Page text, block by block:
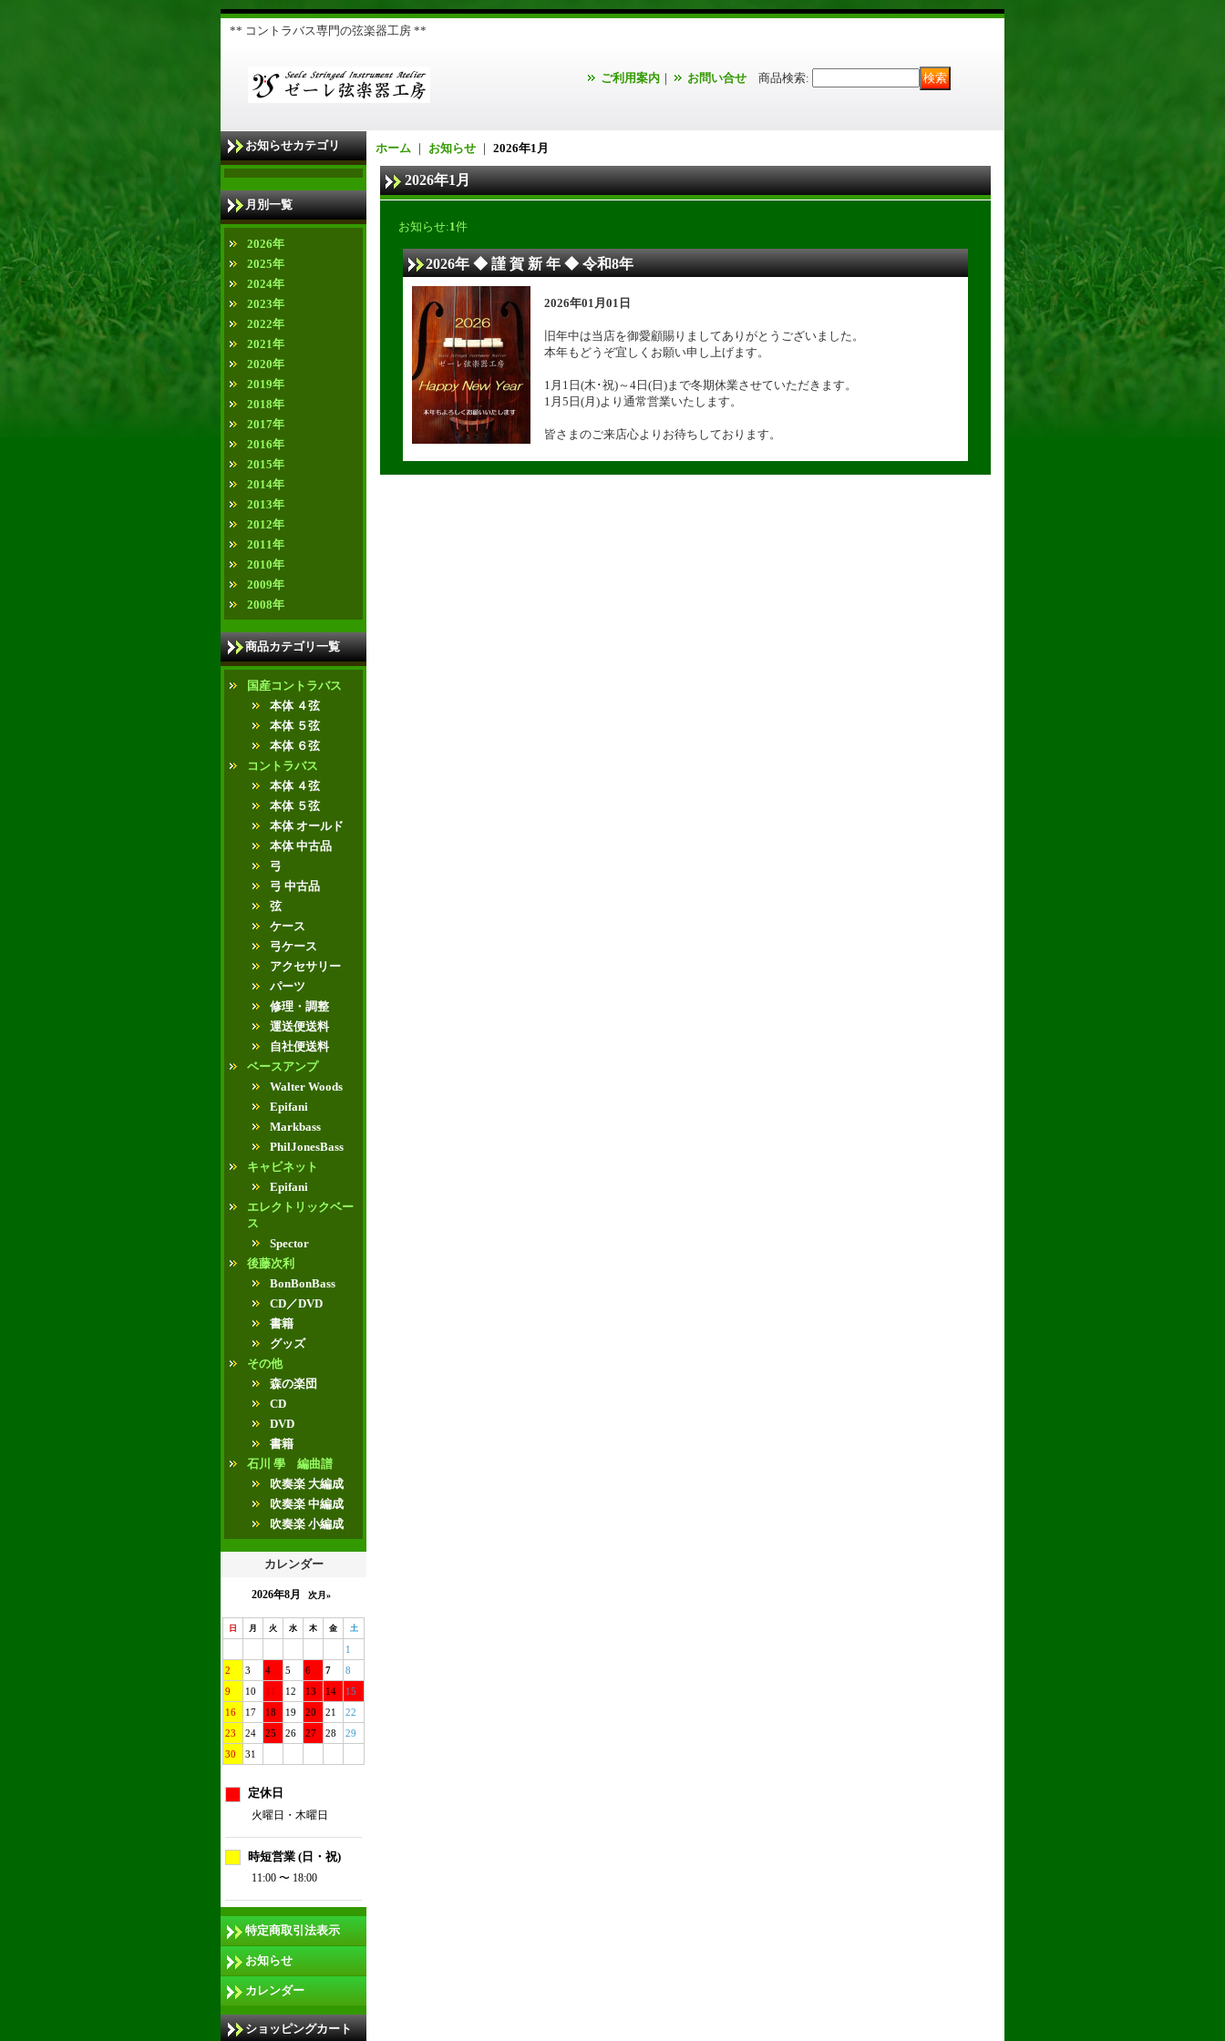
** コントラバス専門の弦楽器工房 **
ご利用案内 ｜ お問い合せ 商品検索:
お知らせカテゴリ
月別一覧
2026年
2025年
2024年
2023年
2022年
2021年
2020年
2019年
2018年
2017年
2016年
2015年
2014年
2013年
2012年
2011年
2010年
2009年
2008年
商品カテゴリ一覧
国産コントラバス
本体 ４弦
本体 ５弦
本体 ６弦
コントラバス
本体 ４弦
本体 ５弦
本体 オールド
本体 中古品
弓
弓 中古品
弦
ケース
弓ケース
アクセサリー
パーツ
修理・調整
運送便送料
自社便送料
ベースアンプ
Walter Woods
Epifani
Markbass
PhilJonesBass
キャビネット
Epifani
エレクトリックベー
ス
Spector
後藤次利
BonBonBass
CD／DVD
書籍
グッズ
その他
森の楽団
CD
DVD
書籍
石川 學 編曲譜
吹奏楽 大編成
吹奏楽 中編成
吹奏楽 小編成
カレンダー
2026年8月 次月»
日 月 火 水 木 金 土
1
2
3 4 5 6 7
8
9
10 11 12 13 14
15
16
17 18 19 20 21
22
23
24 25 26 27 28
29
30
31
定休日
火曜日・木曜日
時短営業 (日・祝)
11:00 〜 18:00
特定商取引法表示
お知らせ
カレンダー
ショッピングカート
ホーム ｜ お知らせ ｜ 2026年1月
2026年1月
お知らせ:1件
2026年 ◆ 謹 賀 新 年 ◆ 令和8年
2026年01月01日
旧年中は当店を御愛顧賜りましてありがとうございました。
本年もどうぞ宜しくお願い申し上げます。
1月1日(木･祝)～4日(日)まで冬期休業させていただきます。
1月5日(月)より通常営業いたします。
皆さまのご来店心よりお待ちしております。